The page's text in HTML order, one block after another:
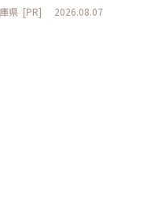
県 [PR] 2026.08.07